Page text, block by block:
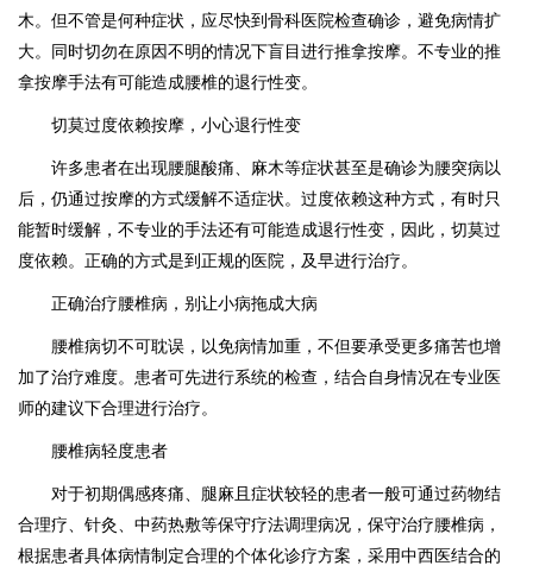
木。但不管是何种症状，应尽快到骨科医院检查确诊，避免病情扩
大。同时切勿在原因不明的情况下盲目进行推拿按摩。不专业的推
拿按摩手法有可能造成腰椎的退行性变。
切莫过度依赖按摩，小心退行性变
许多患者在出现腰腿酸痛、麻木等症状甚至是确诊为腰突病以
后，仍通过按摩的方式缓解不适症状。过度依赖这种方式，有时只
能暂时缓解，不专业的手法还有可能造成退行性变，因此，切莫过
度依赖。正确的方式是到正规的医院，及早进行治疗。
正确治疗腰椎病，别让小病拖成大病
腰椎病切不可耽误，以免病情加重，不但要承受更多痛苦也增
加了治疗难度。患者可先进行系统的检查，结合自身情况在专业医
师的建议下合理进行治疗。
腰椎病轻度患者
对于初期偶感疼痛、腿麻且症状较轻的患者一般可通过药物结
合理疗、针灸、中药热敷等保守疗法调理病况，保守治疗腰椎病，
根据患者具体病情制定合理的个体化诊疗方案，采用中西医结合的